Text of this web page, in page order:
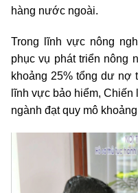
hàng nước ngoài.
Trong lĩnh vực nông
phục vụ phát triển nông
khoảng 25% tổng dư nợ
lĩnh vực bảo hiểm,
ngành đạt quy mô